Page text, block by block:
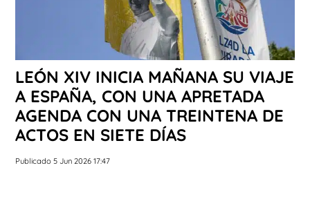
LEÓN XIV INICIA MAÑANA SU VIAJE
A ESPAÑA, CON UNA APRETADA
AGENDA CON UNA TREINTENA DE
ACTOS EN SIETE DÍAS
Publicado 5 Jun 2026 17:47